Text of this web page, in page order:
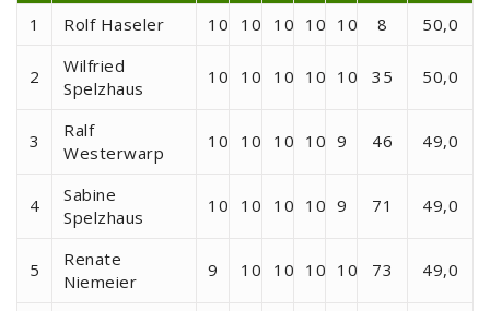
1
Rolf Haseler 10 10 10 10 10 8 50,0
2
Wilfried
Spelzhaus
10 10 10 10 10 35 50,0
3
Ralf
Westerwarp
10 10 10 10 9 46 49,0
4
Sabine
Spelzhaus
10 10 10 10 9 71 49,0
5
Renate
Niemeier
9 10 10 10 10 73 49,0